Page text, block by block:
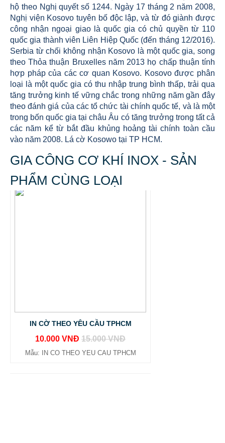
hộ theo Nghị quyết số 1244. Ngày 17 tháng 2 năm 2008,
Nghị viện Kosovo tuyên bố độc lập, và từ đó giành được
công nhận ngoại giao là quốc gia có chủ quyền từ 110
quốc gia thành viên Liên Hiệp Quốc (đến tháng 12/2016).
Serbia từ chối không nhận Kosovo là một quốc gia, song
theo Thỏa thuận Bruxelles năm 2013 họ chấp thuận tính
hợp pháp của các cơ quan Kosovo. Kosovo được phân
loại là một quốc gia có thu nhập trung bình thấp, trải qua
tăng trưởng kinh tế vững chắc trong những năm gần đây
theo đánh giá của các tổ chức tài chính quốc tế, và là một
trong bốn quốc gia tại châu Âu có tăng trưởng trong tất cả
các năm kể từ bắt đầu khủng hoảng tài chính toàn cầu
vào năm 2008. Lá cờ Kosowo tại TP HCM.
GIA CÔNG CƠ KHÍ INOX - SẢN
PHẨM CÙNG LOẠI
IN CỜ THEO YÊU CẦU TPHCM
10.000 VNĐ 15.000 VNĐ
Mẫu: IN CO THEO YEU CAU TPHCM